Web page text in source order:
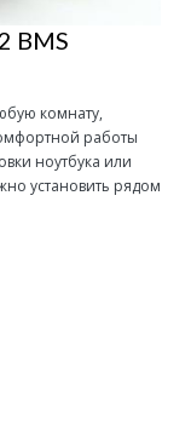
BMS
комнату,
работы
ноутбука или
установить рядом